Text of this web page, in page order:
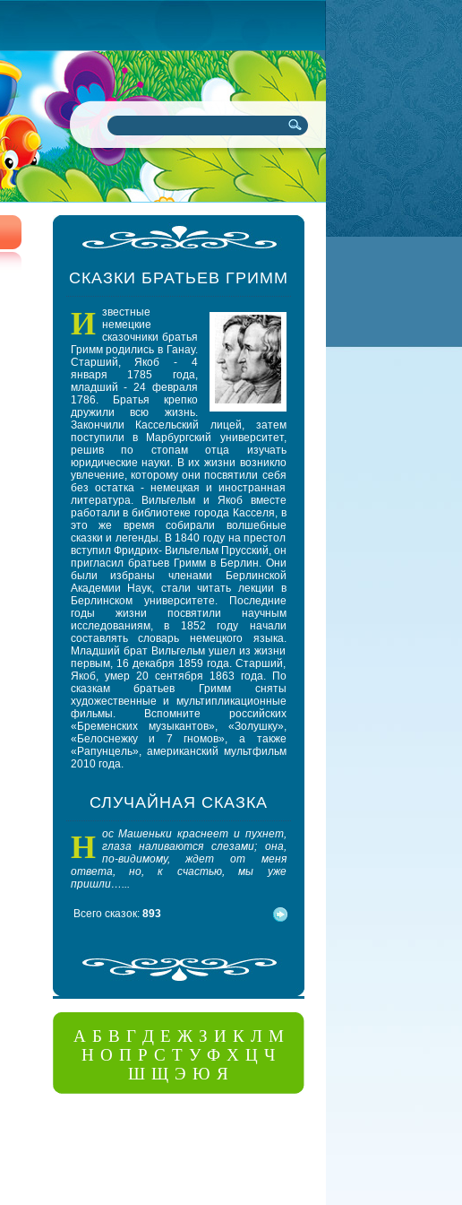
СКАЗКИ БРАТЬЕВ ГРИММ
И звестные
немецкие
сказочники братья
Гримм родились в Ганау.
Старший, Якоб - 4
января 1785 года,
младший - 24 февраля
1786. Братья крепко
дружили всю жизнь.
Закончили Кассельский лицей, затем
поступили в Марбургский университет,
решив по стопам отца изучать
юридические науки. В их жизни возникло
увлечение, которому они посвятили себя
без остатка - немецкая и иностранная
литература. Вильгельм и Якоб вместе
работали в библиотеке города Касселя, в
это же время собирали волшебные
сказки и легенды. В 1840 году на престол
вступил Фридрих- Вильгельм Прусский, он
пригласил братьев Гримм в Берлин. Они
были избраны членами Берлинской
Академии Наук, стали читать лекции в
Берлинском университете. Последние
годы жизни посвятили научным
исследованиям, в 1852 году начали
составлять словарь немецкого языка.
Младший брат Вильгельм ушел из жизни
первым, 16 декабря 1859 года. Старший,
Якоб, умер 20 сентября 1863 года. По
сказкам братьев Гримм сняты
художественные и мультипликационные
фильмы. Вспомните российских
«Бременских музыкантов», «Золушку»,
«Белоснежку и 7 гномов», а также
«Рапунцель», американский мультфильм
2010 года.
СЛУЧАЙНАЯ СКАЗКА
Н ос Машеньки краснеет и пухнет,
глаза наливаются слезами; она,
по-видимому, ждет от меня
ответа, но, к счастью, мы уже
пришли…...
П
диваны, Сел в углу перед окном
Всего сказок: 893
А Б В Г Д Е Ж З И К Л М
Н О П Р С Т У Ф Х Ц Ч
Ш Щ Э Ю Я